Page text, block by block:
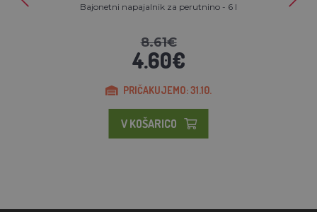
Bajonetni napajalnik za perutnino - 6 l
8.61€
4.60€
PRIČAKUJEMO: 31.10.
V KOŠARICO